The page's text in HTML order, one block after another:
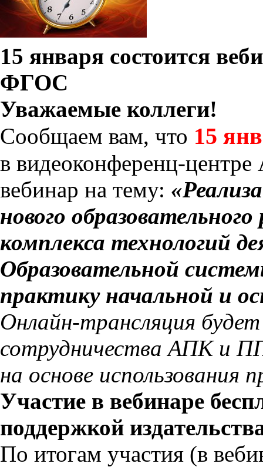
15 января состоится
ФГОС
Уважаемые коллеги!
Сообщаем вам, что 15
в видеоконференц-
вебинар на тему:
нового
комплекса технологий
Образовательной
практику начальной и
Онлайн-трансляция
сотрудничества АПК и
на основе использования
Участие в вебинаре
поддержкой
По итогам участия (в